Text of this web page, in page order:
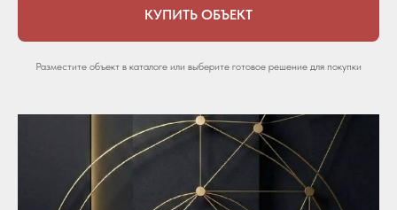
КУПИТЬ ОБЪЕКТ
Разместите объект в каталоге или выберите готовое решение для покупки